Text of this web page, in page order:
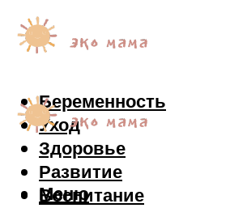
Беременность
Уход
Здоровье
Развитие
Воспитание
Меню